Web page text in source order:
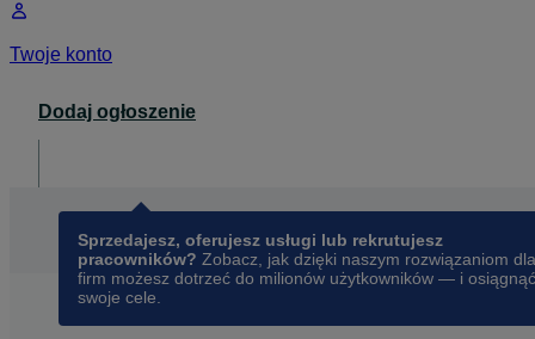
Twoje konto
Dodaj ogłoszenie
Sprzedajesz, oferujesz usługi lub rekrutujesz
pracowników? Zobacz, jak dzięki naszym rozwiązaniom dla
firm możesz dotrzeć do milionów użytkowników — i osiągnąć
swoje cele.